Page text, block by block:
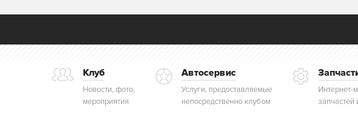
Клуб
Новости, фото,
мероприятия
Автосервис
Услуги, предоставляемые
непосредственно клубом
Интернет-
запчастей